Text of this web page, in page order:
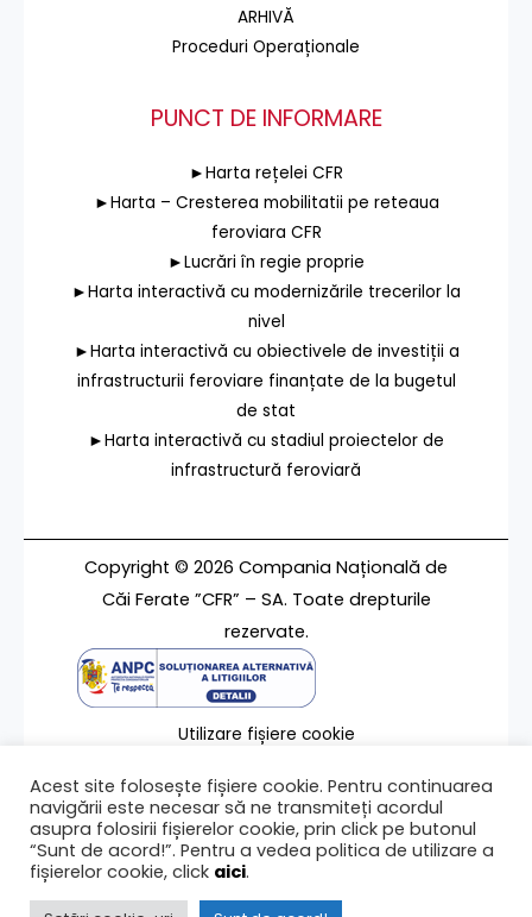
ARHIVĂ
Proceduri Operaționale
PUNCT DE INFORMARE
►Harta rețelei CFR
►Harta – Cresterea mobilitatii pe reteaua
feroviara CFR
►Lucrări în regie proprie
►Harta interactivă cu modernizările trecerilor la
nivel
►Harta interactivă cu obiectivele de investiții a
infrastructurii feroviare finanțate de la bugetul
de stat
►Harta interactivă cu stadiul proiectelor de
infrastructură feroviară
Copyright © 2026 Compania Națională de
Căi Ferate ”CFR” – SA. Toate drepturile
rezervate.
Utilizare fișiere cookie
Contact
Ultima modificare a paginii 13/02/2024
Acest site folosește fișiere cookie. Pentru continuarea
navigării este necesar să ne transmiteți acordul
asupra folosirii fișierelor cookie, prin click pe butonul
“Sunt de acord!”. Pentru a vedea politica de utilizare a
fișierelor cookie, click aici.